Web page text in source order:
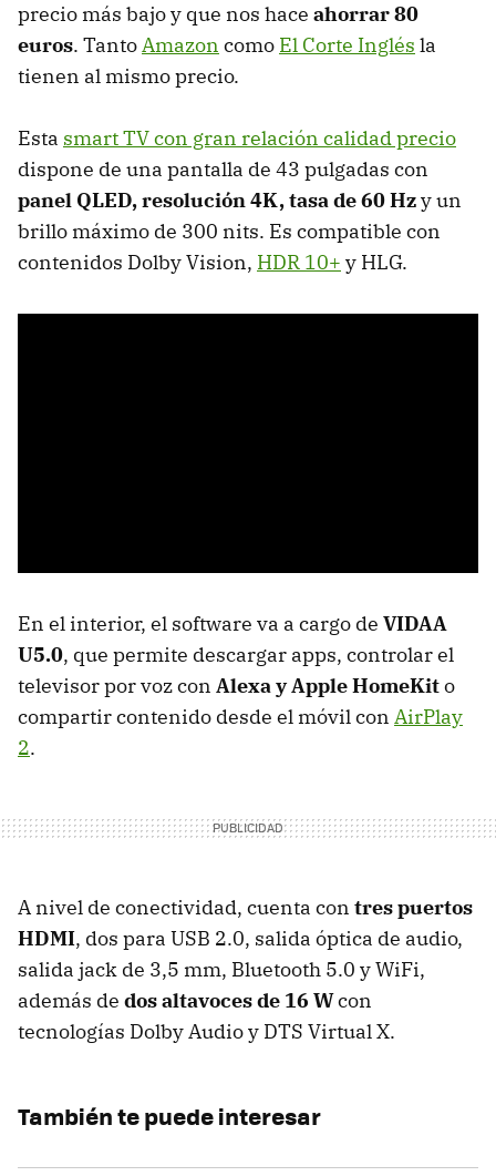
precio más bajo y que nos hace ahorrar 80
euros. TantoAmazon como El Corte Inglés la
tienen al mismo precio.
Esta smart TV con gran relación calidad precio
dispone de una pantalla de 43 pulgadas con
panel QLED, resolución 4K, tasa de 60 Hzy un
brillo máximo de 300 nits. Es compatible con
contenidos Dolby Vision, HDR 10+ y HLG.
En el interior, el software va a cargo de VIDAA
U5.0, que permite descargar apps, controlar el
televisor por voz con Alexa y Apple HomeKito
compartir contenido desde el móvil con AirPlay
2.
A nivel de conectividad, cuenta con tres puertos
HDMI, dos para USB 2.0, salida óptica de audio,
salida jack de 3,5 mm, Bluetooth 5.0 y WiFi,
además de dos altavoces de 16 Wcon
tecnologías Dolby Audio y DTS Virtual X.
También te puede interesar